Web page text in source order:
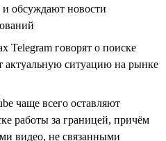
обсуждают новости
Telegram говорят о поиске
актуальную ситуацию на рынке
чаще всего оставляют
работы за границей, причём
видео, не связанными